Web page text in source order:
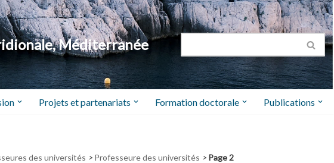
Méditerranée
Projets et partenariats Formation doctorale Publications
des universités > Professeure des universités > Page 2